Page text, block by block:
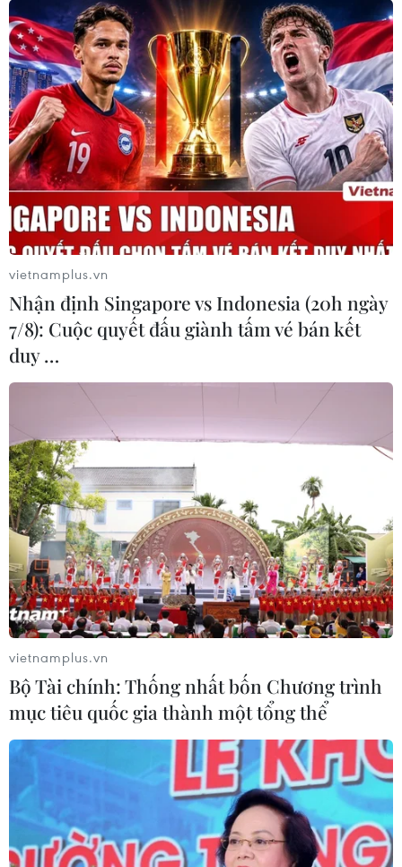
vietnamplus.vn
Nhận định Singapore vs Indonesia (20h ngày
7/8): Cuộc quyết đấu giành tấm vé bán kết
duy …
vietnamplus.vn
Bộ Tài chính: Thống nhất bốn Chương trình
mục tiêu quốc gia thành một tổng thể